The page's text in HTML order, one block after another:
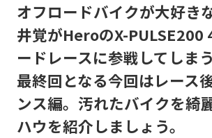
オフロードバイクが大好き
井覚がHeroのX-PULSE200
ードレースに参戦してしま
最終回となる今回はレース
ンス編。汚れたバイクを綺
ハウを紹介しましょう。